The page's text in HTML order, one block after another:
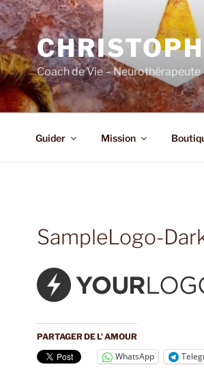
Coach de Vie –
Guider Mission
SampleLogo-
PARTAGER DE L' AMOUR
WhatsApp